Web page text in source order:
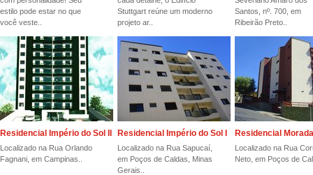
estilo pode estar no que
você veste..
Stuttgart reúne um moderno
projeto ar..
Santos, nº. 700, em
Ribeirão Preto..
Residencial Império do Sol II
Localizado na Rua Orlando
Fagnani, em Campinas..
Residencial Império do Sol I
Localizado na Rua Sapucaí,
em Poços de Caldas, Minas
Gerais..
Residencial
Localizado na Rua
Neto, em Poços de